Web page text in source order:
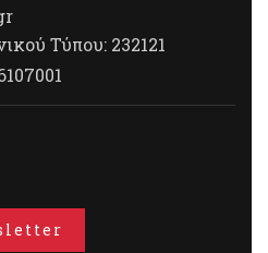
Τύπου: 232121